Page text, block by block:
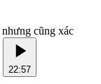
cũng xác
22:57